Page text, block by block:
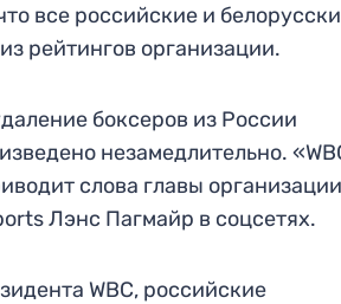
все российские и
рейтингов организации.
боксеров из России
незамедлительно.
слова главы
Лэнс Пагмайр в соцсетях.
WBC, российские